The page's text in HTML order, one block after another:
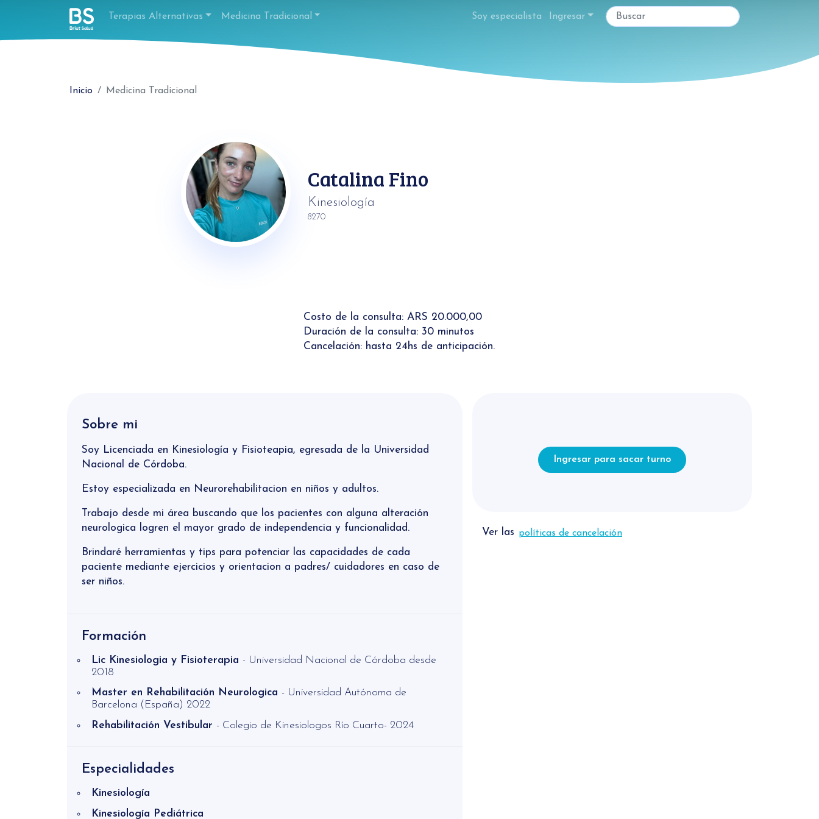
Terapias Alternativas Medicina Tradicional Soy especialista Ingresar
Inicio Medicina Tradicional
Catalina Fino
Kinesiología
8270
Costo de la consulta: ARS 20.000,00
Duración de la consulta: 30 minutos
Cancelación: hasta 24hs de anticipación.
Sobre mi
Soy Licenciada en Kinesiología y Fisioteapia, egresada de la Universidad
Nacional de Córdoba.
Estoy especializada en Neurorehabilitacion en niños y adultos.
Trabajo desde mi área buscando que los pacientes con alguna alteración
neurologica logren el mayor grado de independencia y funcionalidad.
Brindaré herramientas y tips para potenciar las capacidades de cada
paciente mediante ejercicios y orientacion a padres/ cuidadores en caso de
ser niños.
Formación
Lic Kinesiologia y Fisioterapia - Universidad Nacional de Córdoba desde
2018
Master en Rehabilitación Neurologica - Universidad Autónoma de
Barcelona (España) 2022
Rehabilitación Vestibular - Colegio de Kinesiologos Río Cuarto- 2024
Especialidades
Kinesiología
Kinesiología Pediátrica
Ingresar para sacar turno
Ver las políticas de cancelación